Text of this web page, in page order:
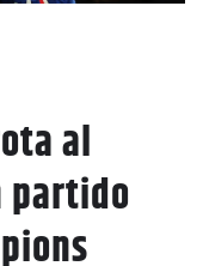
al
partido